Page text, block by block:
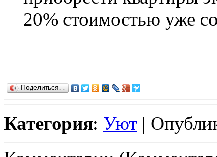
20% стоимостью уже
Поделиться…
Категория: Уют |